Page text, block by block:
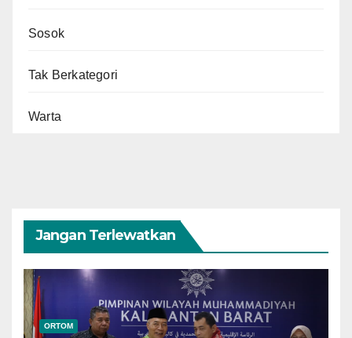
Sosok
Tak Berkategori
Warta
Jangan Terlewatkan
ORTOM